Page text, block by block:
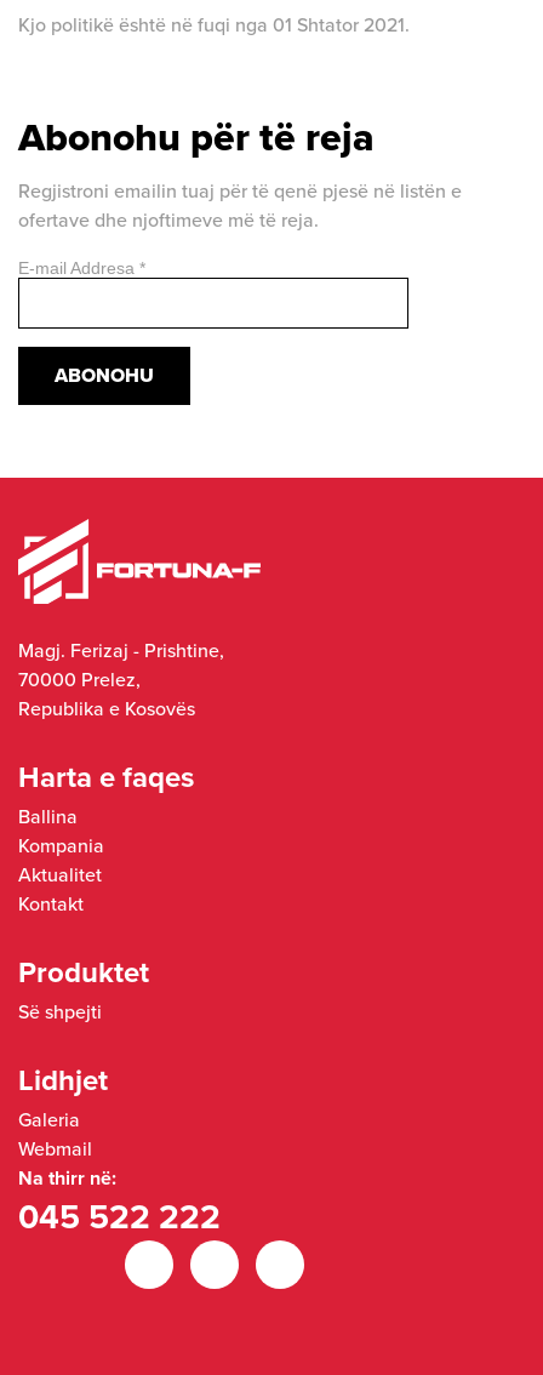
Kjo politikë është në fuqi nga 01 Shtator 2021.
Abonohu për të reja
Regjistroni emailin tuaj për të qenë pjesë në listën e
ofertave dhe njoftimeve më të reja.
E-mail Addresa *
Magj. Ferizaj - Prishtine,
70000 Prelez,
Republika e Kosovës
Harta e faqes
Ballina
Kompania
Aktualitet
Kontakt
Produktet
Së shpejti
Lidhjet
Galeria
Webmail
Na thirr në:
045 522 222